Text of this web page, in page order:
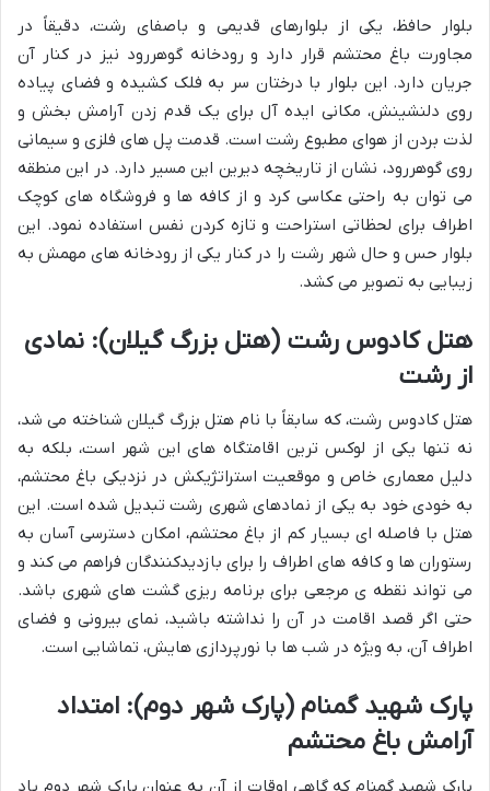
بلوار حافظ، یکی از بلوارهای قدیمی و باصفای رشت، دقیقاً در
مجاورت باغ محتشم قرار دارد و رودخانه گوهررود نیز در کنار آن
جریان دارد. این بلوار با درختان سر به فلک کشیده و فضای پیاده
روی دلنشینش، مکانی ایده آل برای یک قدم زدن آرامش بخش و
لذت بردن از هوای مطبوع رشت است. قدمت پل های فلزی و سیمانی
روی گوهررود، نشان از تاریخچه دیرین این مسیر دارد. در این منطقه
می توان به راحتی عکاسی کرد و از کافه ها و فروشگاه های کوچک
اطراف برای لحظاتی استراحت و تازه کردن نفس استفاده نمود. این
بلوار حس و حال شهر رشت را در کنار یکی از رودخانه های مهمش به
زیبایی به تصویر می کشد.
هتل کادوس رشت (هتل بزرگ گیلان): نمادی
از رشت
هتل کادوس رشت، که سابقاً با نام هتل بزرگ گیلان شناخته می شد،
نه تنها یکی از لوکس ترین اقامتگاه های این شهر است، بلکه به
دلیل معماری خاص و موقعیت استراتژیکش در نزدیکی باغ محتشم،
به خودی خود به یکی از نمادهای شهری رشت تبدیل شده است. این
هتل با فاصله ای بسیار کم از باغ محتشم، امکان دسترسی آسان به
رستوران ها و کافه های اطراف را برای بازدیدکنندگان فراهم می کند و
می تواند نقطه ی مرجعی برای برنامه ریزی گشت های شهری باشد.
حتی اگر قصد اقامت در آن را نداشته باشید، نمای بیرونی و فضای
اطراف آن، به ویژه در شب ها با نورپردازی هایش، تماشایی است.
پارک شهید گمنام (پارک شهر دوم): امتداد
آرامش باغ محتشم
پارک شهید گمنام که گاهی اوقات از آن به عنوان پارک شهر دوم یاد